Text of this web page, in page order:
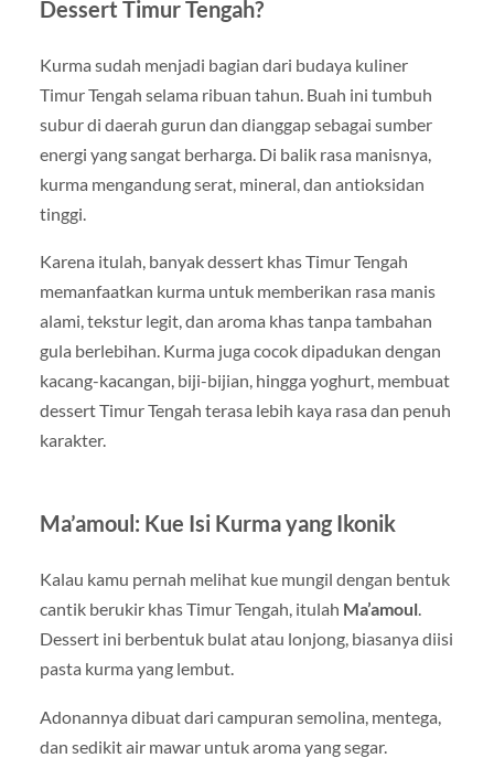
Dessert Timur Tengah?
Kurma sudah menjadi bagian dari budaya kuliner
Timur Tengah selama ribuan tahun. Buah ini tumbuh
subur di daerah gurun dan dianggap sebagai sumber
energi yang sangat berharga. Di balik rasa manisnya,
kurma mengandung serat, mineral, dan antioksidan
tinggi.
Karena itulah, banyak dessert khas Timur Tengah
memanfaatkan kurma untuk memberikan rasa manis
alami, tekstur legit, dan aroma khas tanpa tambahan
gula berlebihan. Kurma juga cocok dipadukan dengan
kacang-kacangan, biji-bijian, hingga yoghurt, membuat
dessert Timur Tengah terasa lebih kaya rasa dan penuh
karakter.
Ma’amoul: Kue Isi Kurma yang Ikonik
Kalau kamu pernah melihat kue mungil dengan bentuk
cantik berukir khas Timur Tengah, itulah Ma’amoul.
Dessert ini berbentuk bulat atau lonjong, biasanya diisi
pasta kurma yang lembut.
Adonannya dibuat dari campuran semolina, mentega,
dan sedikit air mawar untuk aroma yang segar.